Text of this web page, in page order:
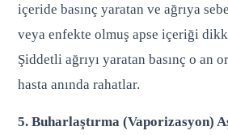
içeride basınç yaratan ve ağrıya
veya enfekte olmuş apse içeriği
Şiddetli ağrıyı yaratan basınç o an
hasta anında rahatlar.
5. Buharlaştırma (Vaporizasyon)